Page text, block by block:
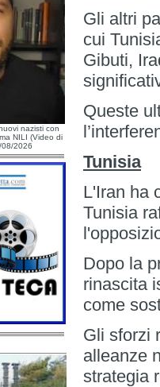
nazisti con
NILI (Video di
08/2026
Gli altri
cui
Gibuti,
Queste
Tunisia
L'Iran ha
Tunisia
Dopo la
rinascita
come
Gli sforzi
alleanze
strategia